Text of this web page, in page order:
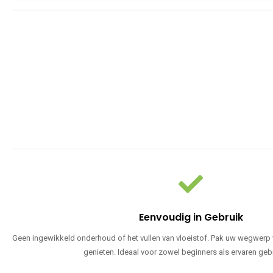
Eenvoudig in Gebruik
Geen ingewikkeld onderhoud of het vullen van vloeistof. Pak uw
genieten. Ideaal voor zowel beginners als ervaren